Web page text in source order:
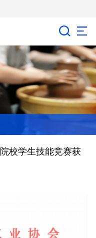
校学生技能竞赛获